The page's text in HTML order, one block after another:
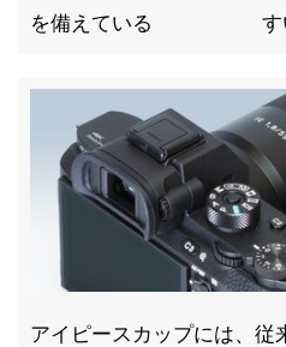
を備えている
アイピースカップには、従